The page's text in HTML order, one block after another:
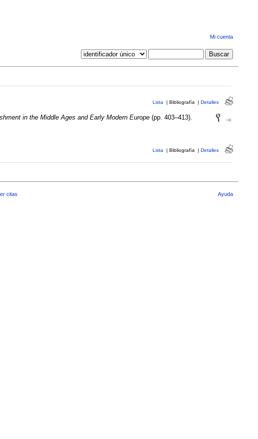
Mi cuenta
Lista | Bibliografía | Detalles
in the Middle Ages and Early Modern Europe(pp. 403–413).
Lista | Bibliografía | Detalles
citas Ayuda